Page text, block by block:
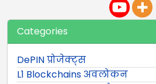
Categories
DePIN प्रोजेक्ट्स
L1 Blockchains अवलोकन